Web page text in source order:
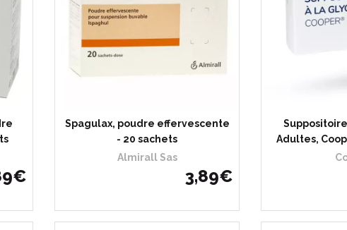
€
Spagulax, poudre effervescente
- 20 sachets
Almirall Sas
3,89€
Adultes,